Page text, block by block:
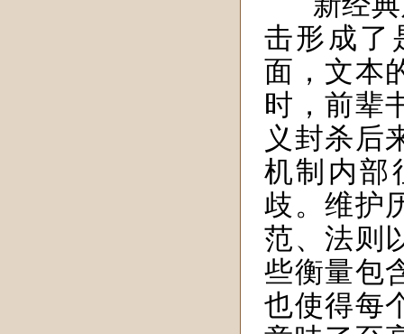
击形成了
面，文本
时，前辈
义封杀后
机制内部
歧。维护
范、法则
些衡量包
也使得每